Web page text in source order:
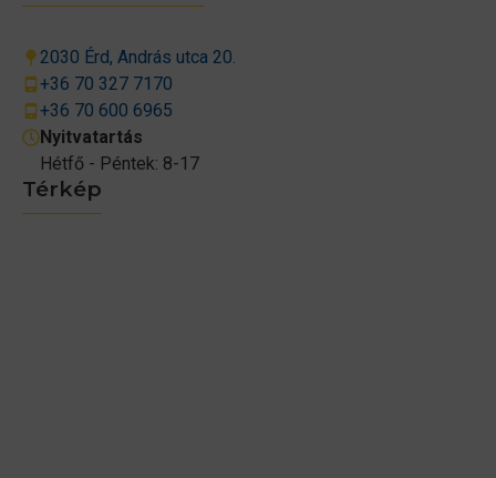
Térkép
2030 Érd, András utca 20.
+36 70 327 7170
+36 70 600 6965
Nyitvatartás
Hétfő - Péntek: 8-17